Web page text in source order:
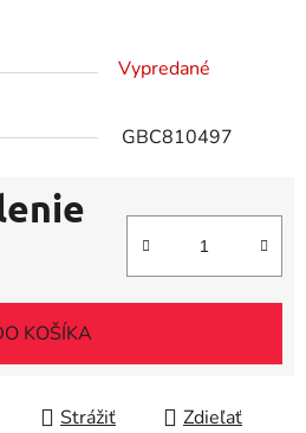
Vypredané
GBC810497
KOŠÍKA
Strážiť Zdieľať